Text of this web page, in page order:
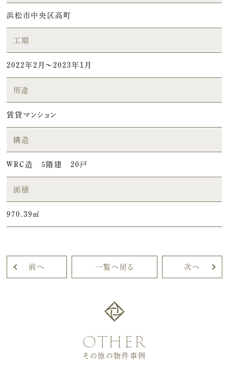
浜松市中央区高町
工期
2022年2月～2023年1月
用途
賃貸マンション
構造
WRC造 5階建 20戸
面積
970.39㎡
前へ 一覧へ戻る 次へ
other
その他の物件事例